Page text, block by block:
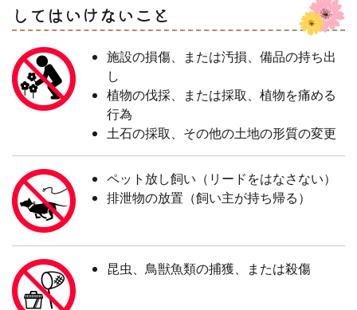
してはいけないこと
施設の損傷、または汚損、備品の持ち出
し
植物の伐採、または採取、植物を痛める
行為
土石の採取、その他の土地の形質の変更
ペット放し飼い（リードをはなさない）
排泄物の放置（飼い主が持ち帰る）
昆虫、鳥獣魚類の捕獲、または殺傷